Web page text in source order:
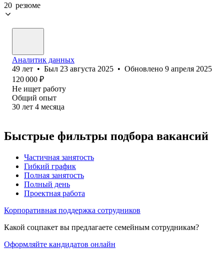
20 резюме
Аналитик данных
49 лет • Был 23 августа 2025 • Обновлено 9 апреля 2025
120 000 ₽
Не ищет работу
Общий опыт
30 лет 4 месяца
Быстрые фильтры подбора вакансий
Частичная занятость
Гибкий график
Полная занятость
Полный день
Проектная работа
Корпоративная поддержка сотрудников
Какой соцпакет вы предлагаете семейным сотрудникам?
Оформляйте кандидатов онлайн